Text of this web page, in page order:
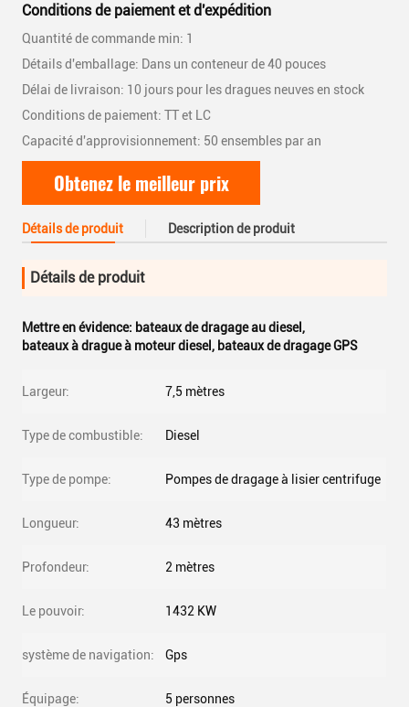
Conditions de paiement et d'expédition
Quantité de commande min: 1
Détails d'emballage: Dans un conteneur de 40 pouces
Délai de livraison: 10 jours pour les dragues neuves en stock
Conditions de paiement: TT et LC
Capacité d'approvisionnement: 50 ensembles par an
Obtenez le meilleur prix
Détails de produit Description de produit
Détails de produit
Mettre en évidence: bateaux de dragage au diesel,
bateaux à drague à moteur diesel, bateaux de dragage GPS
Largeur: 7,5 mètres
Type de combustible: Diesel
Type de pompe: Pompes de dragage à lisier centrifuge
Longueur: 43 mètres
Profondeur: 2 mètres
Le pouvoir: 1432 KW
système de navigation: Gps
Équipage: 5 personnes